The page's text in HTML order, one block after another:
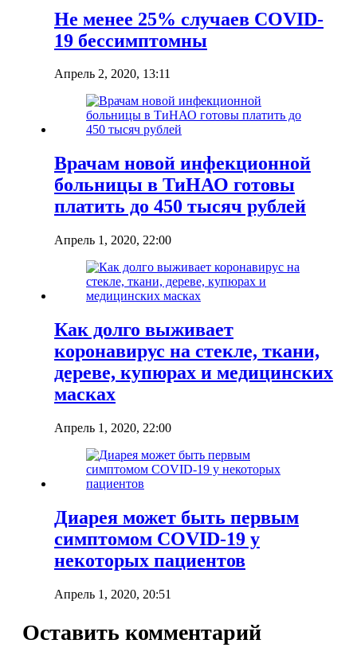
Не менее 25% случаев COVID-
19 бессимптомны
Апрель 2, 2020, 13:11
Врачам новой инфекционной
больницы в ТиНАО готовы
платить до 450 тысяч рублей
Апрель 1, 2020, 22:00
Как долго выживает
коронавирус на стекле, ткани,
дереве, купюрах и медицинских
масках
Апрель 1, 2020, 22:00
Диарея может быть первым
симптомом COVID-19 у
некоторых пациентов
Апрель 1, 2020, 20:51
Оставить комментарий